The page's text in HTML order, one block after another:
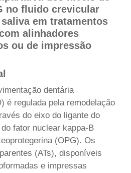
no fluido crevicular
em tratamentos
alinhadores
ou de impressão
dentária
é regulada pela remodelação
do eixo do ligante do
fator nuclear kappa-B
(OPG). Os
(ATs), disponíveis
e impressas